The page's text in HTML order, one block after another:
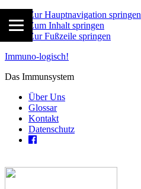
Zur Hauptnavigation springen
Zum Inhalt springen
Zur Fußzeile springen
Immuno-logisch!
Das Immunsystem
Über Uns
Glossar
Kontakt
Datenschutz